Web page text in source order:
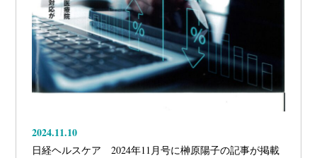
2024.11.10
日経ヘルスケア 2024年11月号に榊原陽子の記事が掲載